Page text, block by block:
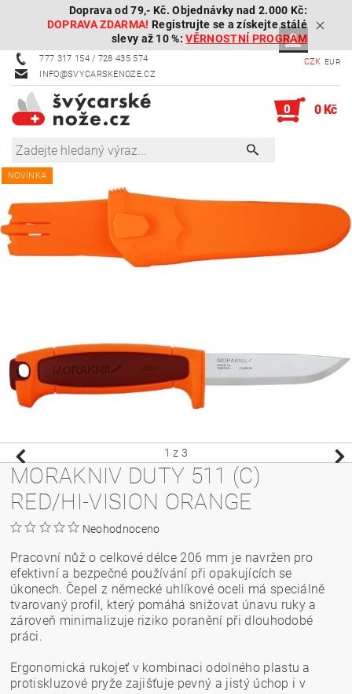
Doprava od 79,- Kč. Objednávky nad 2.000 Kč:
DOPRAVA ZDARMA! Registrujte se a získejte stálé
slevy až 10 %:VĚRNOSTNÍ PROGRAM
777 317 154 / 728 435 574
INFO@SVYCARSKENOZE.CZ
CZK EUR
0 0 Kč
NOVINKA
1 z 3
MORAKNIV DUTY 511 (C)
RED/HI-VISION ORANGE
Neohodnoceno
Pracovní nůž o celkové délce 206 mm je navržen pro
efektivní a bezpečné používání při opakujících se
úkonech. Čepel z německé uhlíkové oceli má speciálně
tvarovaný profil, který pomáhá snižovat únavu ruky a
zároveň minimalizuje riziko poranění při dlouhodobé
práci.
Ergonomická rukojeť v kombinaci odolného plastu a
protiskluzové pryže zajišťuje pevný a jistý úchop i v